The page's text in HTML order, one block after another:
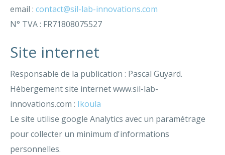
email : contact@sil-lab-innovations.com
N° TVA : FR71808075527
Site internet
Responsable de la publication : Pascal Guyard.
Hébergement site internet www.sil-lab-
innovations.com : Ikoula
Le site utilise google Analytics avec un paramétrage
pour collecter un minimum d'informations
personnelles.